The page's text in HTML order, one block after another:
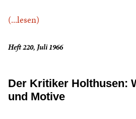
(...lesen)
Heft 220, Juli 1966
Der Kritiker Holthusen:
und Motive